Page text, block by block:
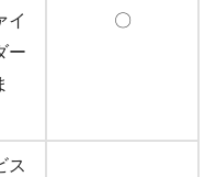
イ
ー
〇
ス